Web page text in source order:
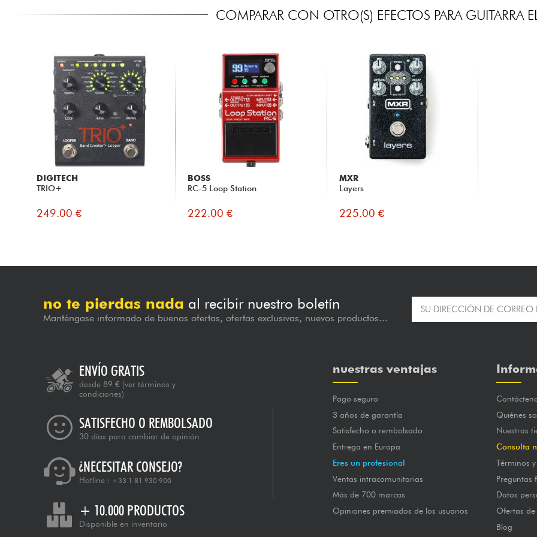
COMPARAR CON OTRO(S) EFECTOS PARA GUITARRA
DIGITECH
TRIO+
249.00 €
BOSS
RC-5 Loop Station
222.00 €
MXR
Layers
225.00 €
no te pierdas nada al recibir nuestro boletín
Manténgase informado de buenas ofertas, ofertas exclusivas, nuevos productos...
ENVÍO GRATIS
desde 89 € (ver términos y
condiciones)
SATISFECHO O REMBOLSADO
30 días para cambiar de opinión
¿NECESITAR CONSEJO?
Hotline : +33 1 81 930 900
+ 10.000 PRODUCTOS
Disponible en inventario
nuestras ventajas
Pago seguro
3 años de garantía
Satisfecho o rembolsado
Entrega en Europa
Eres un profesional
Ventas intracomunitarias
Más de 700 marcas
Opiniones premiados de los usuarios
Quiénes
Nuestras
Consulta
Términos
Preguntas
Datos
Ofertas
Blog